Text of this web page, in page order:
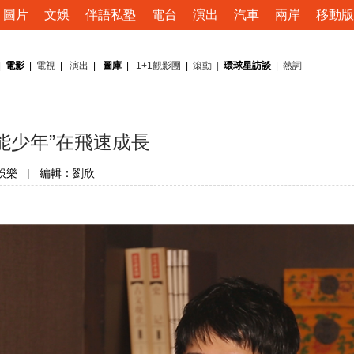
圖片 文娛 伴語私塾 電台 演出 汽車 兩岸 移動版
電影 電視 演出 圖庫 1+1觀影團 滾動 環球星訪談 熱詞
少年”在飛速成長
樂 | 編輯：劉欣